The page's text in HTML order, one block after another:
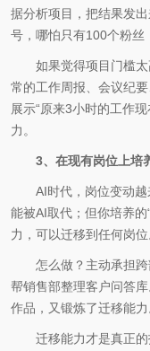
据分析项目，把结果发
号，哪怕只有100个粉丝
如果觉得项目门槛
常的工作周报、会议纪要
展示“原来3小时的工作
力。
3、在现有岗位上培
AI时代，岗位变动
能被AI取代；但你培养
力，可以迁移到任何岗位
怎么做？主动承担
帮销售部整理客户问答
作品，又锻炼了迁移能力
迁移能力才是真正